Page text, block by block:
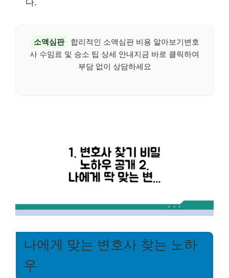
소액심판
합리적인 소액심판 비용 알아보기변호
사 수임료 및 승소 팁 상세 안내지금 바로 클릭하여
부담 없이 상담하세요
나에게 맞는 변호사 찾는 노하
우